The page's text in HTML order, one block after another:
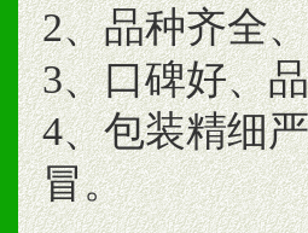
2、品种齐全
3、口碑好、
4、包装精细
冒。